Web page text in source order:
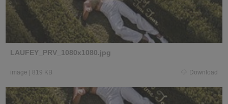
LAUFEY_PRV_1080x1080.jpg
image | 819 KB Download